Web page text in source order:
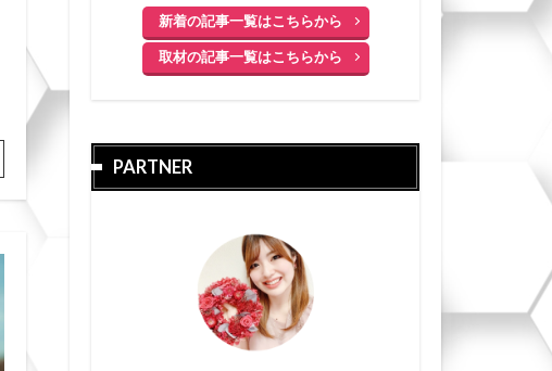
新着の記事一覧はこちらから
取材の記事一覧はこちらから
PARTNER